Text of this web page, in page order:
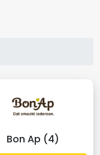
Bon Ap (4)